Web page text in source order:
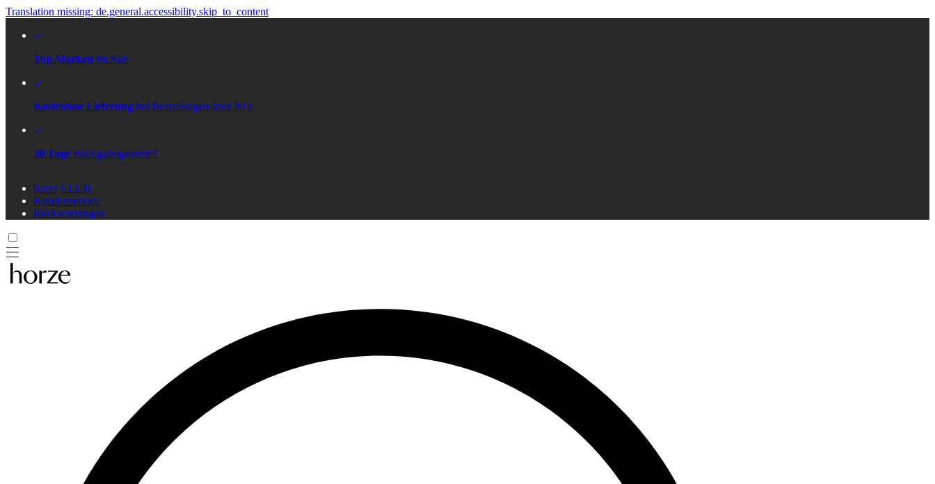
Translation missing: de.general.accessibility.skip_to_content
Top Marken im Sale
Kostenlose Lieferung bei Bestellungen über 99 €
30 Tage Rückgabegarantie*
horze CLUB
Kundenservice
Rücksendungen